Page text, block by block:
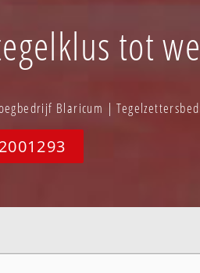
tot
Blaricum |